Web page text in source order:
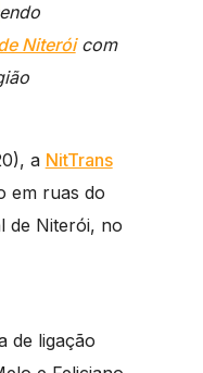
Niteróicom
a NitTrans
em ruas do
de Niterói, no
de ligação